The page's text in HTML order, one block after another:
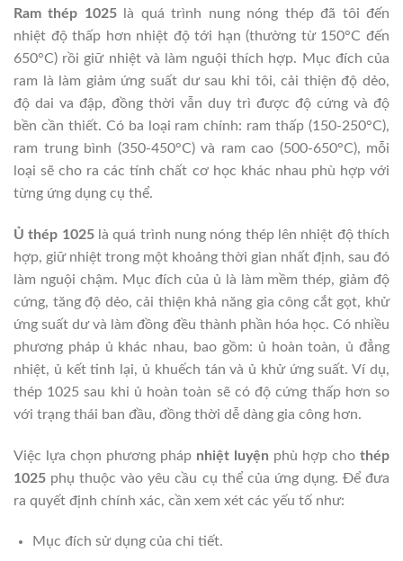
Ram thép 1025là quá trình nung nóng thép đã tôi đến
nhiệt độ thấp hơn nhiệt độ tới hạn (thường từ 150°C đến
650°C) rồi giữ nhiệt và làm nguội thích hợp. Mục đích của
ram là làm giảm ứng suất dư sau khi tôi, cải thiện độ dẻo,
độ dai va đập, đồng thời vẫn duy trì được độ cứng và độ
bền cần thiết. Có ba loại ram chính: ram thấp (150-250°C),
ram trung bình (350-450°C) và ram cao (500-650°C), mỗi
loại sẽ cho ra các tính chất cơ học khác nhau phù hợp với
từng ứng dụng cụ thể.
Ủ thép 1025là quá trình nung nóng thép lên nhiệt độ thích
hợp, giữ nhiệt trong một khoảng thời gian nhất định, sau đó
làm nguội chậm. Mục đích của ủ là làm mềm thép, giảm độ
cứng, tăng độ dẻo, cải thiện khả năng gia công cắt gọt, khử
ứng suất dư và làm đồng đều thành phần hóa học. Có nhiều
phương pháp ủ khác nhau, bao gồm: ủ hoàn toàn, ủ đẳng
nhiệt, ủ kết tinh lại, ủ khuếch tán và ủ khử ứng suất. Ví dụ,
thép 1025 sau khi ủ hoàn toàn sẽ có độ cứng thấp hơn so
với trạng thái ban đầu, đồng thời dễ dàng gia công hơn.
Việc lựa chọn phương pháp nhiệt luyện phù hợp cho thép
1025 phụ thuộc vào yêu cầu cụ thể của ứng dụng. Để đưa
ra quyết định chính xác, cần xem xét các yếu tố như:
Mục đích sử dụng của chi tiết.